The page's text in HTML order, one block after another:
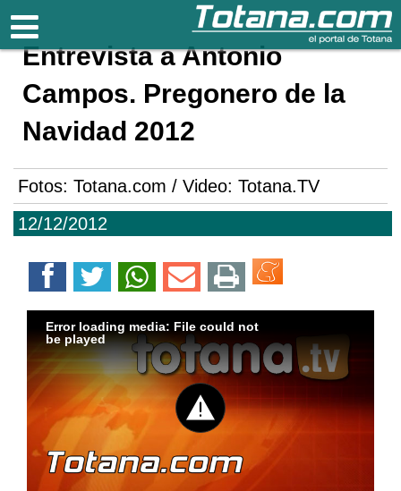
Totana.com
12/12/2012
Entrevista a Antonio
Campos. Pregonero de la
Navidad 2012
Fotos: Totana.com / Video: Totana.TV
Error loading media: File could not
be played